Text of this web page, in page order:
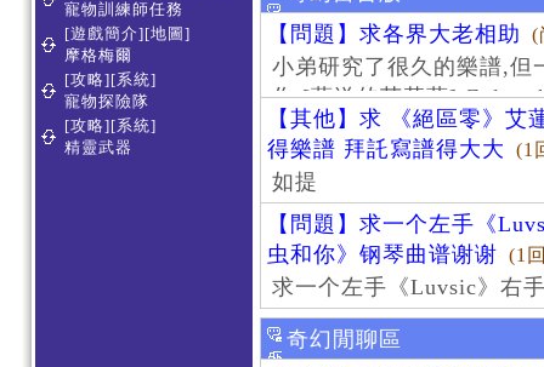
寵物訓練師任務
[遊戲簡介][地圖]
摩格梅爾
[攻略][系統]
寵物探險隊
[攻略][系統]
精靈武器
【問題】求各界大老相助
(
小弟研究了很久的樂譜,但
作 [葬送的芙莉蓮]-
【其他】求 《絕區零》艾
得樂譜 拜託寫譜得大大
(1
如提
【問題】求一个左手《
虫和你》钢琴曲谱谢谢 (1
求一个左手《Luvsic》右
奇幻閒聊區